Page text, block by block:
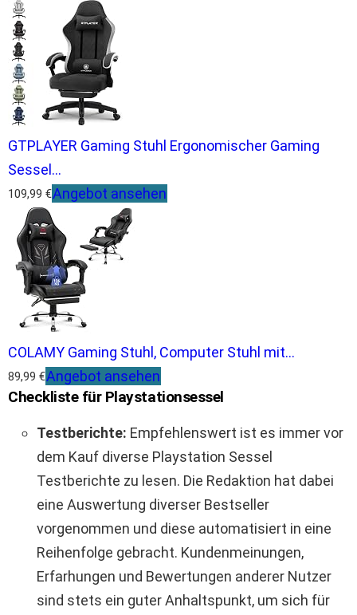
GTPLAYER Gaming Stuhl Ergonomischer Gaming
Sessel...
109,99 €Angebot ansehen
COLAMY Gaming Stuhl, Computer Stuhl mit...
89,99 €Angebot ansehen
Checkliste für Playstationsessel
Testberichte: Empfehlenswert ist es immer vor
dem Kauf diverse Playstation Sessel
Testberichte zu lesen. Die Redaktion hat dabei
eine Auswertung diverser Bestseller
vorgenommen und diese automatisiert in eine
Reihenfolge gebracht. Kundenmeinungen,
Erfarhungen und Bewertungen anderer Nutzer
sind stets ein guter Anhaltspunkt, um sich für